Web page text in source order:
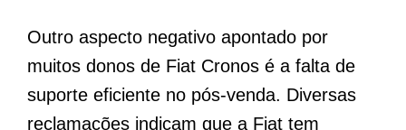
Outro aspecto negativo apontado por
muitos donos de Fiat Cronos é a falta de
suporte eficiente no pós-venda. Diversas
reclamações indicam que a Fiat tem